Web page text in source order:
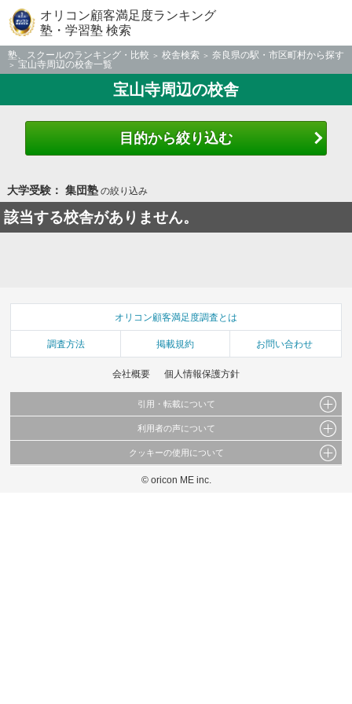
オリコン顧客満足度ランキング
塾・学習塾 検索
塾、スクールのランキング・比較 校舎検索
奈良県の駅・市区町村から探す
宝山寺周辺の校舎一覧
宝山寺周辺の校舎
目的から絞り込む
大学受験： 集団塾の絞り込み
該当する校舎がありません。
オリコン顧客満足度調査とは
調査方法 掲載規約 お問い合わせ
会社概要 個人情報保護方針
引用・転載について
当サイトで公開されている情報（文字、写真、イラスト、画像データ等）及びこれらの配
これらの情報を権利者の許可なく無断転載・複製などの二次利用を行うことは固く禁じて
利用者の声について
当サイトに掲載している内容はすべてサービスの利用者が提出された見解・感想です。
弊社の見解・ 意見ではないことをご理解いただいた上でご覧ください。
クッキーの使用について
このサイトでは Cookie を使用して、ユーザーに合わせたコンテンツや広告の表示、ソー
© oricon ME inc.